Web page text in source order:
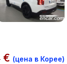
€ (цена в Корее)